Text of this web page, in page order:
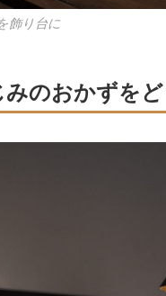
飾り台に
みのおかずを